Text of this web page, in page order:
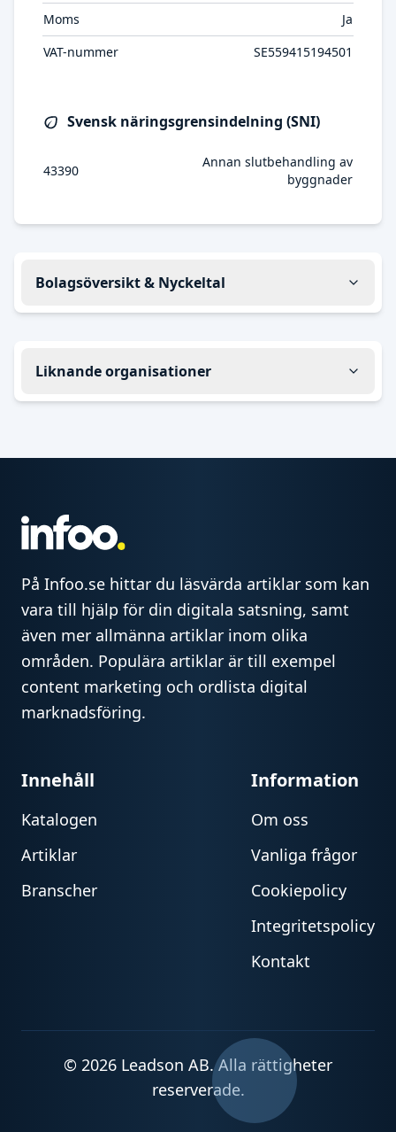
Moms
Ja
VAT-nummer
SE559415194501
Svensk näringsgrensindelning (SNI)
43390
Annan slutbehandling av
byggnader
Bolagsöversikt & Nyckeltal
Liknande organisationer
På Infoo.se hittar du läsvärda artiklar som kan
vara till hjälp för din digitala satsning, samt
även mer allmänna artiklar inom olika
områden. Populära artiklar är till exempel
content marketing och ordlista digital
marknadsföring.
Innehåll
Katalogen
Artiklar
Branscher
Information
Om oss
Vanliga frågor
Cookiepolicy
Integritetspolicy
Kontakt
© 2026 Leadson AB. Alla rättigheter
reserverade.